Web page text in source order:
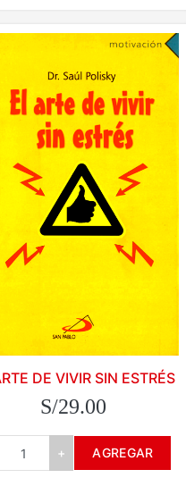
DE VIVIR SIN ESTRÉS
S/29.00
+ AGREGAR